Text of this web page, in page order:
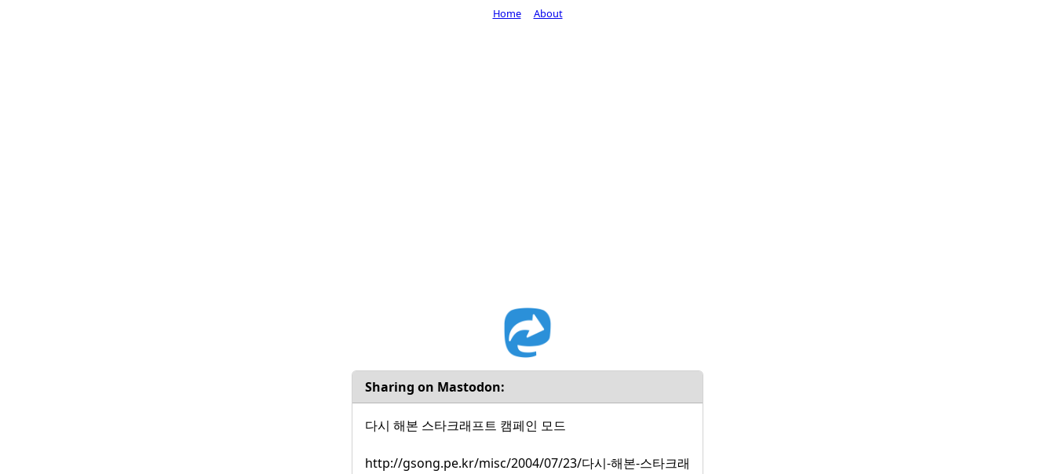
Sharing on Mastodon:
다시 해본 스타크래프트 캠페인 모드
http://gsong.pe.kr/misc/2004/07/23/다시-해본-스타크래
Home About